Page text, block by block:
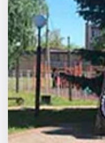
Города
Площадки
Артисты
Рейтинги